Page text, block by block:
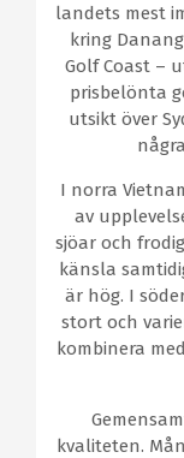
landets mest
kring
Golf Coast –
prisbelönta
utsikt över
I norra
av
sjöar och
känsla
är hög. I
stort och
kombinera
kvaliteten.